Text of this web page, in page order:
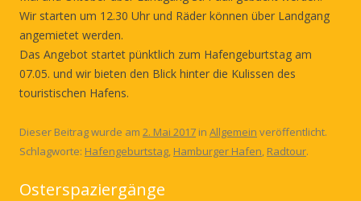
Wir starten um 12.30 Uhr und Räder können über Landgang
angemietet werden.
Das Angebot startet pünktlich zum Hafengeburtstag am
07.05. und wir bieten den Blick hinter die Kulissen des
touristischen Hafens.
Dieser Beitrag wurde am 2. Mai 2017 in Allgemein veröffentlicht.
Schlagworte: Hafengeburtstag, Hamburger Hafen, Radtour.
Osterspaziergänge